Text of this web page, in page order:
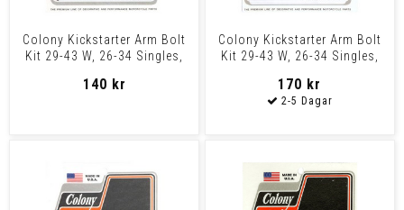
Colony Kickstarter Arm Bolt
Kit 29-43 W, 26-34 Singles,
140 kr
Colony Kickstarter Arm Bolt
Kit 29-43 W, 26-34 Singles,
170 kr